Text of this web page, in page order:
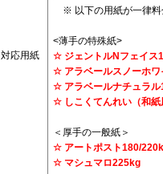
対応用紙
※ 以下の用紙が一律料
<薄手の特殊紙>
☆ ジェントルNフ
☆ アラベールスノー
☆ アラベール
☆ しこくてんれい（和
＜厚手の一般紙＞
☆ アートポスト180/
☆ マシュマロ